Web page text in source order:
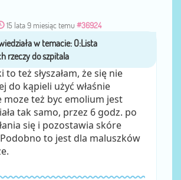
15 lata 9 miesiąc temu #36924
przezbaby_55
to też słyszałam, że się nie
do kąpieli użyć właśnie
moze też byc emolium jest
tak samo, przez 6 godz. po
się i pozostawia skóre
to jest dla maluszków